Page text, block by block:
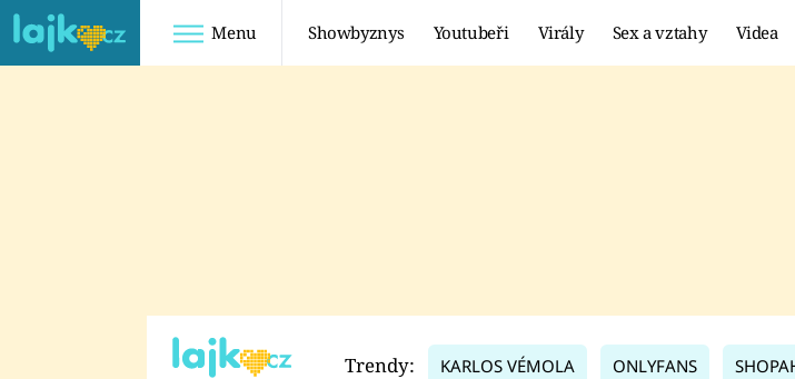
Menu Showbyznys Youtubeři Virály Sex a vztahy Videa
TADEÁŠ KUBĚNKA
DATEL
Trendy: KARLOS VÉMOLA ONLYFANS